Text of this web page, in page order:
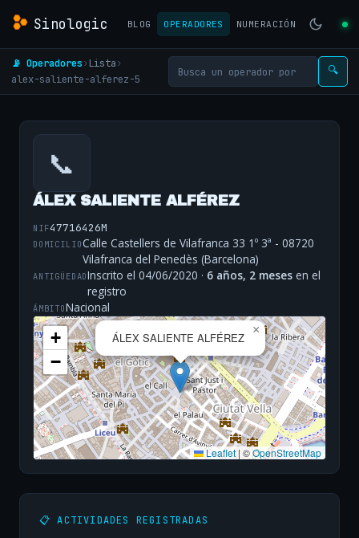
Sinologic BLOG OPERADORES NUMERACIÓN
📡 Operadores› Lista›
alex-saliente-alferez-5
🔍
📞
ÁLEX SALIENTE ALFÉREZ
NIF47716426M
DOMICILIOCalle Castellers de Vilafranca 33 1º 3ª - 08720
Vilafranca del Penedès (Barcelona)
ANTIGÜEDADInscrito el 04/06/2020 · 6 años, 2 meses en el
registro
ÁMBITONacional
ÁLEX SALIENTE ALFÉREZ
×
+
−
Leaflet | ©OpenStreetMap
📋 ACTIVIDADES REGISTRADAS